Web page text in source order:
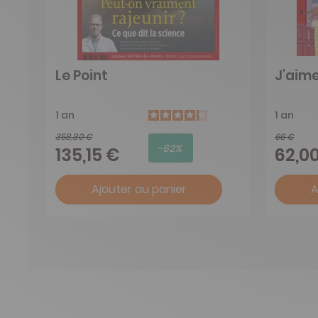
Le Point
1 an
358,80 €
135,15 € -62%
Ajouter au panier
1 an
66 €